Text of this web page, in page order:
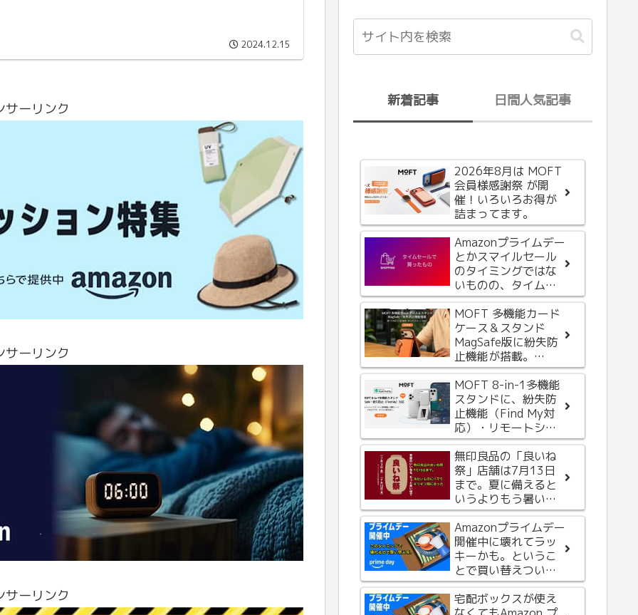
2024.12.15
サーリンク
サーリンク
サーリンク
新着記事
2026年8月は MOFT
会員様感謝祭 が開
催！いろいろお得が
詰まってます。
Amazonプライムデー
とかスマイルセール
のタイミングではな
いものの、タイムセ
ールもなかな
か・・・
MOFT 多機能カード
ケース＆スタンド
MagSafe版に紛失防
止機能が搭載。
iPhoneの「探す」と
Androidの「Find
Hub」機能に対応
MOFT 8-in-1多機能
スタンドに、紛失防
止機能（Find My対
応）・リモートシャ
ッターボタンが追加
されて新登場
無印良品の「良いね
祭」店舗は7月13日
まで。夏に備えると
いうよりもう暑いの
で、お気に入りを購
入
Amazonプライムデー
開催中に壊れてラッ
キーかも。というこ
とで買い替えついで
に本も購入。
宅配ボックスが使え
日間人気記事
AppleからiCloud+の
お支払い方法に問題
があるという内容の
メールが届いたが、
なんか変。フィッシ
ング詐欺メールって
これかな。気をつけ
ましょう。
ダイソーで日用品を
買いに行ったら甘栗
にハマり。再度、甘
栗買いに行くついで
に購入したものを紹
介
再びお買い物。
Amazonクリスマスタ
イムセールにて、タ
イムセール関係なく
購入したもの紹介
iPhone 15 Proから
Apple Watch への給
電を試してみた
USB−Cケーブル＋充
電器＋モバイルバッ
テリーのAnker
Power Bank 発売。1
台でiPhone充電に必
要なモノが揃ってる
ので買わない理由が
無かったです。
Apple Watchを斜め
につけて、画面が見
やすくなるバンドが
良すぎて外出時に使
い始めました。
身だしなみに
MacBookを持ち歩